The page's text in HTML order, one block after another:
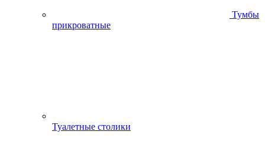
Тумбы
прикроватные
Туалетные столики